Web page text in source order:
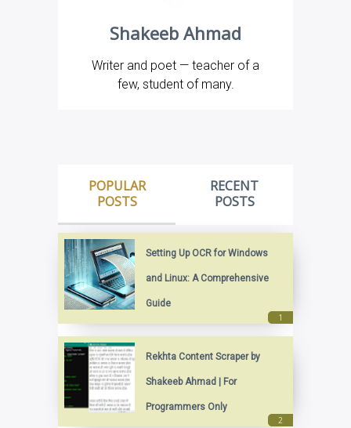
Shakeeb Ahmad
Writer and poet — teacher of a
few, student of many.
POPULAR
POSTS
RECENT
POSTS
Setting Up OCR for Windows
and Linux: A Comprehensive
Guide
Rekhta Content Scraper by
Shakeeb Ahmad | For
Programmers Only